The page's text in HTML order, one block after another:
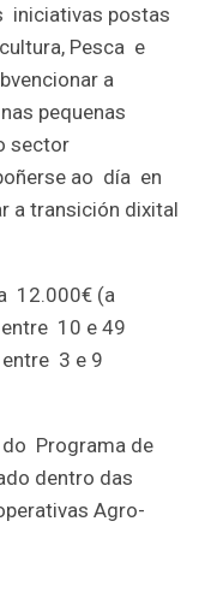
iniciativas postas
Pesca e
a
pequenas
sector
ao día en
a transición dixital
12.000€ (a
10 e 49
3 e 9
Programa de
dentro das
Agro-